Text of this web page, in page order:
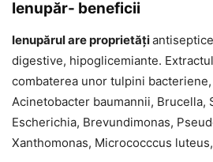
Ienupăr- beneficii
Ienupărul are proprietăți
digestive, hipoglicemiante.
combaterea unor tulpini
Acinetobacter baumannii, Brucella,
Escherichia, Brevundimonas,
Xanthomonas, Micrococccus